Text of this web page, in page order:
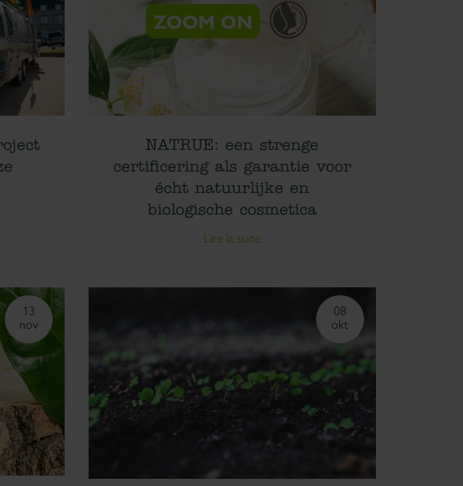
NATRUE: een strenge
certificering als garantie voor
écht natuurlijke en
biologische cosmetica
Lire la suite
13
nov
08
okt